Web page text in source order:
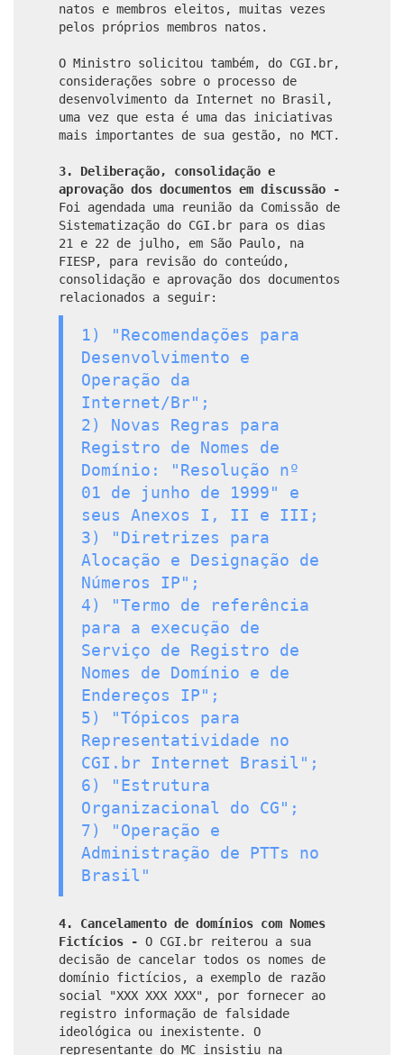
natos e membros eleitos, muitas vezes
pelos próprios membros natos.
O Ministro solicitou também, do CGI.br,
considerações sobre o processo de
desenvolvimento da Internet no Brasil,
uma vez que esta é uma das iniciativas
mais importantes de sua gestão, no MCT.
3.
Deliberação, consolidação e
aprovação dos documentos em discussão -
Foi agendada uma reunião da Comissão de
Sistematização do CGI.br para os dias
21 e 22 de julho, em São Paulo, na
FIESP, para revisão do conteúdo,
consolidação e aprovação dos documentos
relacionados a seguir:
1) "Recomendações para
Desenvolvimento e
Operação da
Internet/Br";
2) Novas Regras para
Registro de Nomes de
Domínio: "Resolução nº
01 de junho de 1999" e
seus Anexos I, II e III;
3) "Diretrizes para
Alocação e Designação de
Números IP";
4) "Termo de referência
para a execução de
Serviço de Registro de
Nomes de Domínio e de
Endereços IP";
5) "Tópicos para
Representatividade no
CGI.br Internet Brasil";
6) "Estrutura
Organizacional do CG";
7) "Operação e
Administração de PTTs no
Brasil"
4.
Cancelamento de domínios com Nomes
Fictícios - O CGI.br reiterou a sua
decisão de cancelar todos os nomes de
domínio fictícios, a exemplo de razão
social "XXX XXX XXX", por fornecer ao
registro informação de falsidade
ideológica ou inexistente. O
representante do MC insistiu na